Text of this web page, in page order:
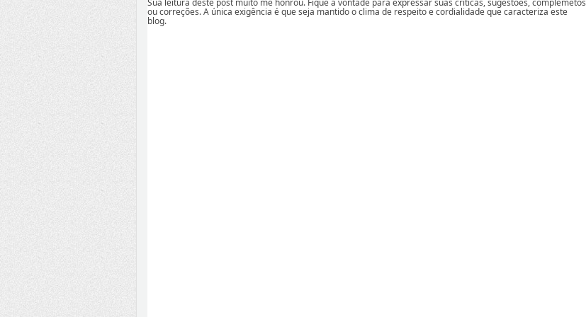
ou correções. A única exigência é que seja mantido o clima de respeito e cordialidade que caracteriza este
blog.